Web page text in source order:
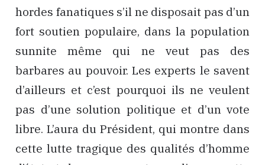
hordes fanatiques s’il ne disposait pas d’un
fort soutien populaire, dans la population
sunnite même qui ne veut pas des
barbares au pouvoir. Les experts le savent
d’ailleurs et c’est pourquoi ils ne veulent
pas d’une solution politique et d’un vote
libre. L’aura du Président, qui montre dans
cette lutte tragique des qualités d’homme